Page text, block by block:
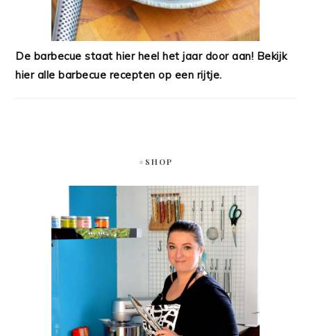
De barbecue staat hier heel het jaar door aan! Bekijk
hier alle barbecue recepten op een rijtje.
#SHOP